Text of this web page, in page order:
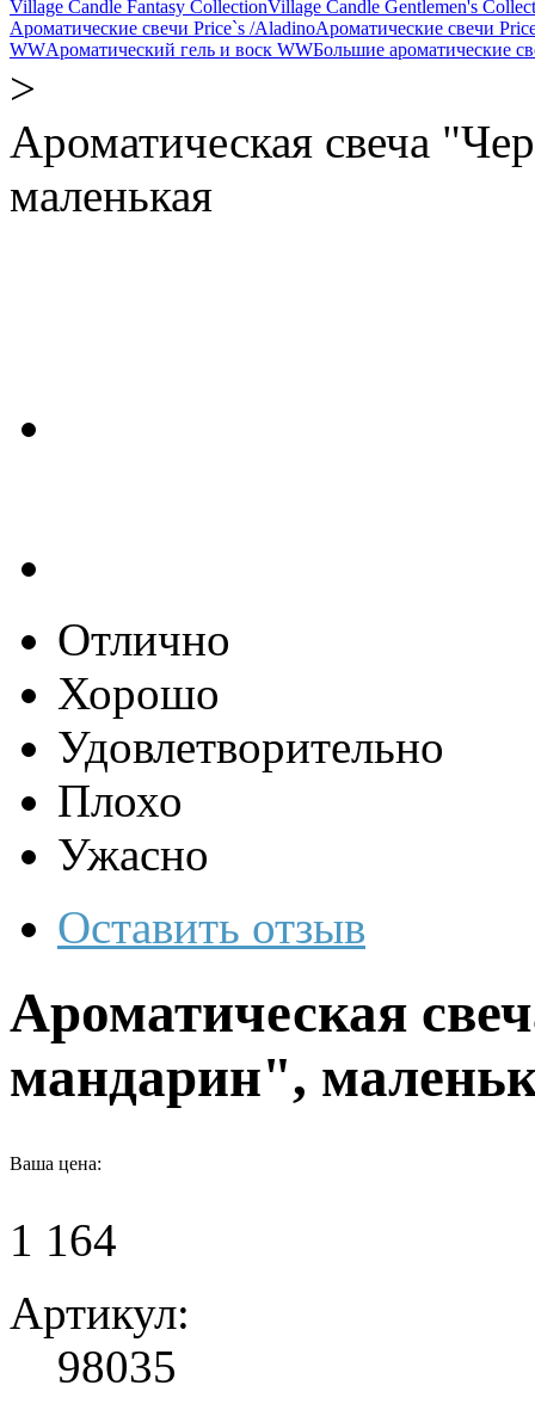
Village Candle Fantasy CollectionVillage Candle Gentlemen's
Ароматические свечи Price`s /AladinoАроматические свечи
WWАроматический гель и воск WWБольшие ароматические
>
Ароматическая свеча
маленькая
Отлично
Хорошо
Удовлетворительно
Плохо
Ужасно
Оставить отзыв
Ароматическая
мандарин",
Ваша цена:
1 164
Артикул:
98035